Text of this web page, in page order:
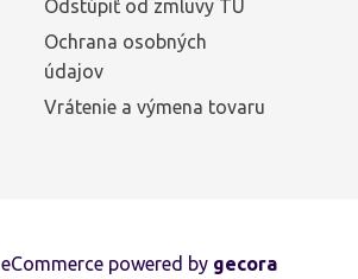
Odstúpiť od zmluvy TU
Ochrana osobných
údajov
Vrátenie a výmena tovaru
eCommerce powered by gecora